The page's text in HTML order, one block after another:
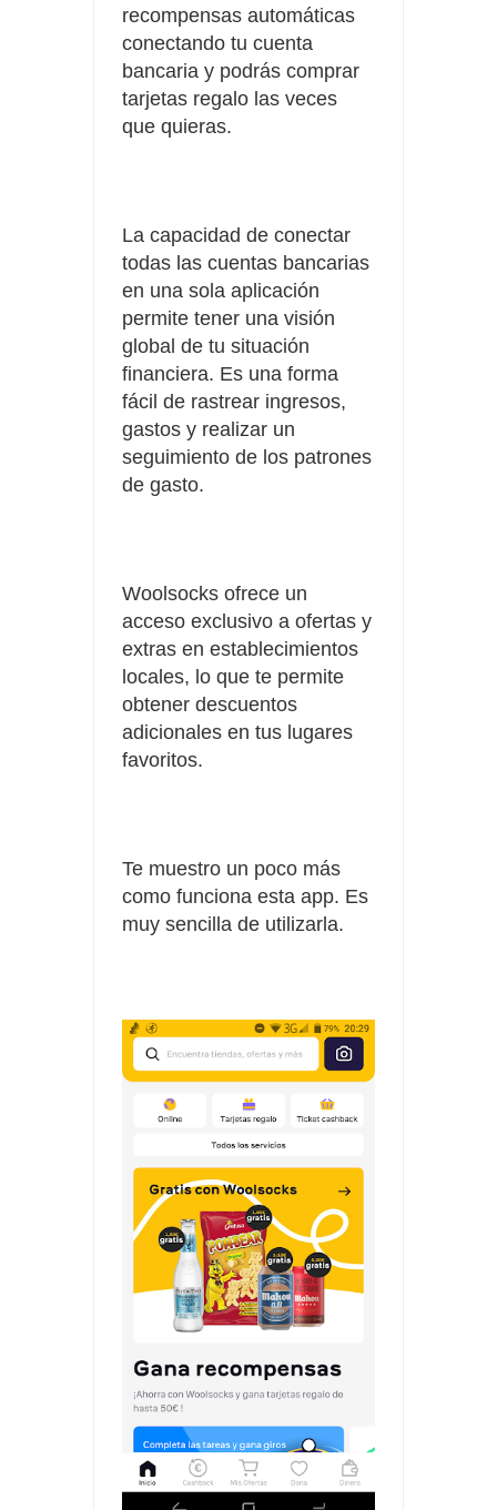
recompensas automáticas
conectando tu cuenta
bancaria y podrás comprar
tarjetas regalo las veces
que quieras.
La capacidad de conectar
todas las cuentas bancarias
en una sola aplicación
permite tener una visión
global de tu situación
financiera. Es una forma
fácil de rastrear ingresos,
gastos y realizar un
seguimiento de los patrones
de gasto.
Woolsocks ofrece un
acceso exclusivo a ofertas y
extras en establecimientos
locales, lo que te permite
obtener descuentos
adicionales en tus lugares
favoritos.
Te muestro un poco más
como funciona esta app. Es
muy sencilla de utilizarla.